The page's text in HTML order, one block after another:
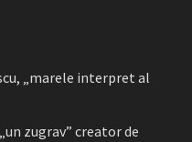
„marele interpret al
zugrav” creator de